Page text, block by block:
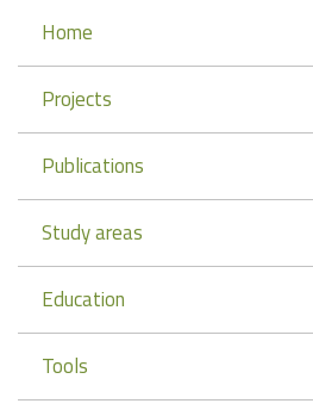
Navigation
Home
Projects
Publications
Study areas
Education
Tools